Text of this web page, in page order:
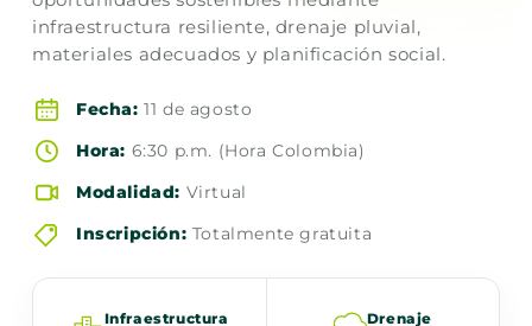
infraestructura resiliente, drenaje pluvial,
materiales adecuados y planificación social.
Fecha: 11 de agosto
Hora: 6:30 p.m. (Hora Colombia)
Modalidad: Virtual
Inscripción: Totalmente gratuita
Infraestructura
Drenaje